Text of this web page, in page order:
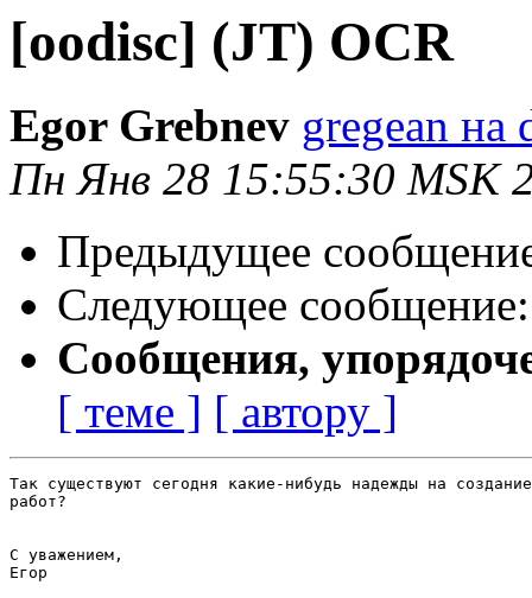
[oodisc] (JT) OCR
Egor Grebnev gregean на
Пн Янв 28 15:55:30 MSK
Предыдущее
Следующее
Сообщения,
[ теме ] [ автору ]
Так существуют сегодня какие-нибудь надежды на
работ?
С уважением,
Егор